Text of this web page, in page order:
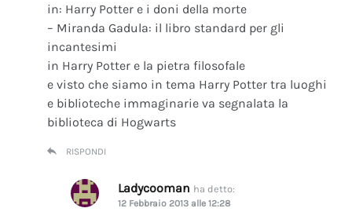
in: Harry Potter e i doni della morte
– Miranda Gadula: il libro standard per gli
incantesimi
in Harry Potter e la pietra filosofale
e visto che siamo in tema Harry Potter tra luoghi
e biblioteche immaginarie va segnalata la
biblioteca di Hogwarts
RISPONDI
Ladycooman ha detto:
12 Febbraio 2013 alle 12:28